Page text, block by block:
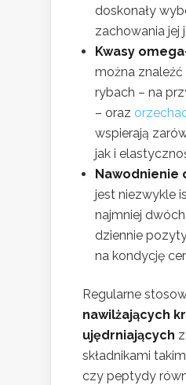
doskonały
zachowania jej
Kwasy
można znaleźć
rybach – na
– oraz
wspierają
jak i
Nawodnienie
jest niezwykle
najmniej
dziennie
na kondycję
Regularne
nawilżających
ujędrniających
składnikami
czy peptydy